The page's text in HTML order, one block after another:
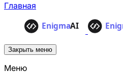
Главная
Закрыть меню
Меню